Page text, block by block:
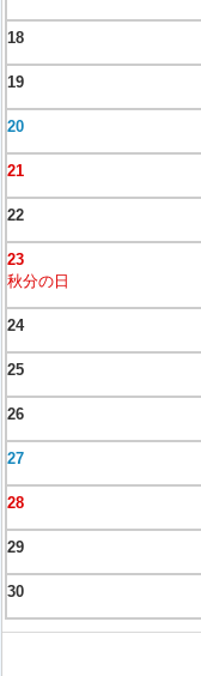
18
19
20
21
22
23
秋分の日
24
25
26
27
28
29
30